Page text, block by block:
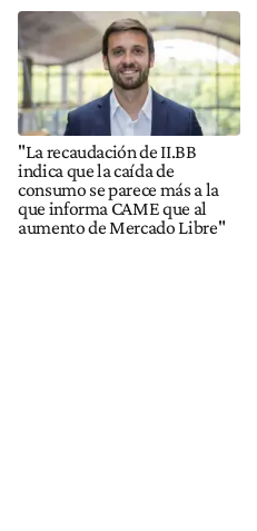
"La recaudación de II.BB
indica que la caída de
consumo se parece más a la
que informa CAME que al
aumento de Mercado Libre"